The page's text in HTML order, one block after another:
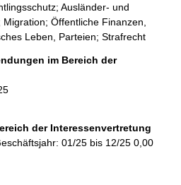
Ausländer- und
Öffentliche Finanzen,
Leben, Parteien; Strafrecht
im Bereich der
der Interessenvertretung
01/25 bis 12/25 0,00